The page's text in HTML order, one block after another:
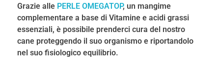
Grazie alle PERLE OMEGATOP, un mangime
complementare a base di Vitamine e acidi grassi
essenziali, è possibile prenderci cura del nostro
cane proteggendo il suo organismo e riportandolo
nel suo fisiologico equilibrio.